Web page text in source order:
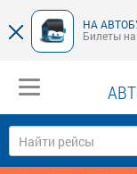
НА
Билеты